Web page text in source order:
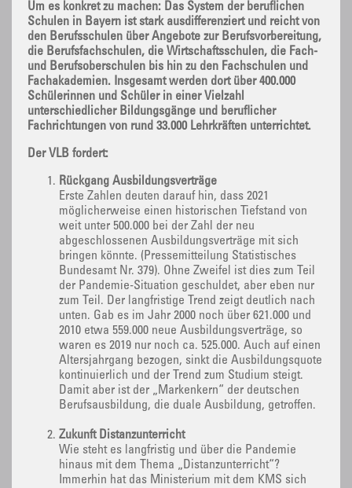
Um es konkret zu machen: Das System der beruflichen
Schulen in Bayern ist stark ausdifferenziert und reicht von
den Berufsschulen über Angebote zur Berufsvorbereitung,
die Berufsfachschulen, die Wirtschaftsschulen, die Fach-
und Berufsoberschulen bis hin zu den Fachschulen und
Fachakademien. Insgesamt werden dort über 400.000
Schülerinnen und Schüler in einer Vielzahl
unterschiedlicher Bildungsgänge und beruflicher
Fachrichtungen von rund 33.000 Lehrkräften unterrichtet.
Der VLB fordert:
Rückgang Ausbildungsverträge
Erste Zahlen deuten darauf hin, dass 2021
möglicherweise einen historischen Tiefstand von
weit unter 500.000 bei der Zahl der neu
abgeschlossenen Ausbildungsverträge mit sich
bringen könnte. (Pressemitteilung Statistisches
Bundesamt Nr. 379). Ohne Zweifel ist dies zum Teil
der Pandemie-Situation geschuldet, aber eben nur
zum Teil. Der langfristige Trend zeigt deutlich nach
unten. Gab es im Jahr 2000 noch über 621.000 und
2010 etwa 559.000 neue Ausbildungsverträge, so
waren es 2019 nur noch ca. 525.000. Auch auf einen
Altersjahrgang bezogen, sinkt die Ausbildungsquote
kontinuierlich und der Trend zum Studium steigt.
Damit aber ist der „Markenkern“ der deutschen
Berufsausbildung, die duale Ausbildung, getroffen.
Zukunft Distanzunterricht
Wie steht es langfristig und über die Pandemie
hinaus mit dem Thema „Distanzunterricht“?
Immerhin hat das Ministerium mit dem KMS sich